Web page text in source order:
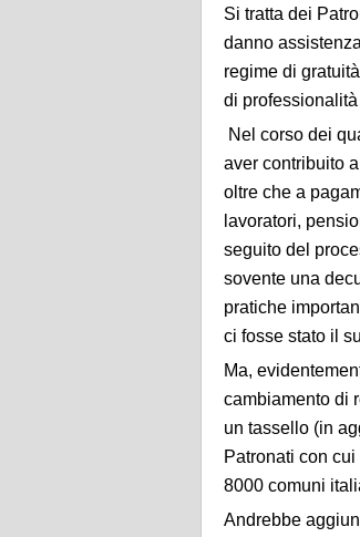
Si tratta dei
danno
regime di
di
Nel corso dei
aver contribuito
oltre che a
lavoratori,
seguito del
sovente una
pratiche
ci fosse stato il
Ma,
cambiamento di
un tassello (in
Patronati con
8000 comuni
Andrebbe